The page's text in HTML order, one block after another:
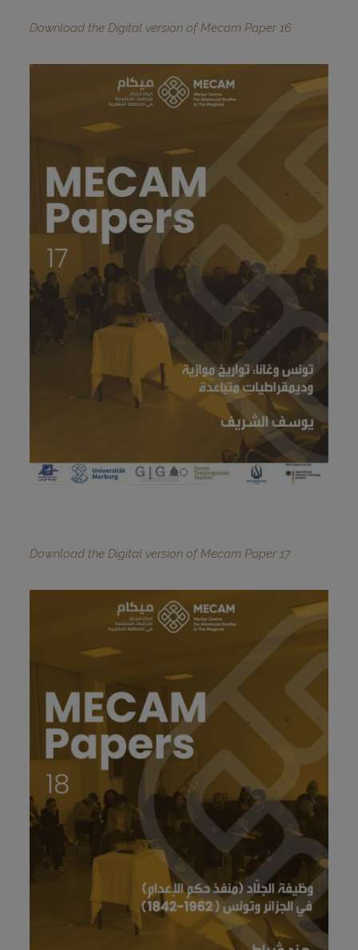
Download the Digital version of Mecam Paper 16
Download the Digital version of Mecam Paper 17